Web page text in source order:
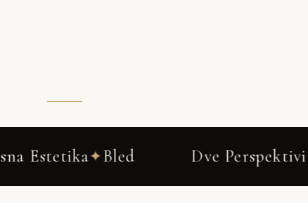
Dve Perspektivi Ena Zgodba